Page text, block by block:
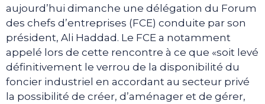
aujourd’hui dimanche une délégation du Forum
des chefs d’entreprises (FCE) conduite par son
président, Ali Haddad. Le FCE a notamment
appelé lors de cette rencontre à ce que «soit levé
définitivement le verrou de la disponibilité du
foncier industriel en accordant au secteur privé
la possibilité de créer, d’aménager et de gérer,